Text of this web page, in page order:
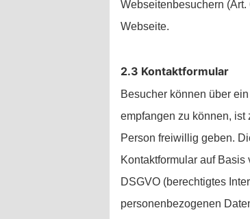
Webseitenbesuchern
Webseite.
2.3 Kontaktformular
Besucher können über
empfangen zu können,
Person freiwillig geben.
Kontaktformular auf Basis
DSGVO (berechtigtes
personenbezogenen